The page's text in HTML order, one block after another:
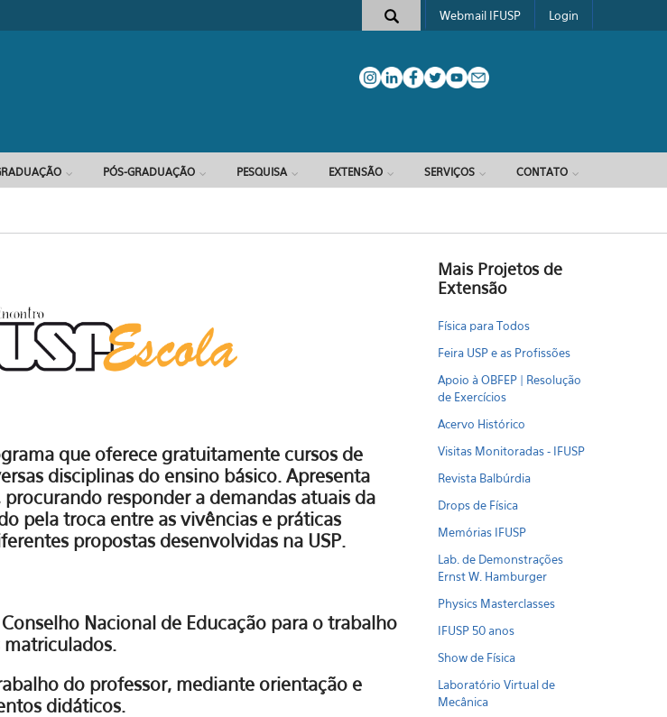
Formulário de busca
Webmail IFUSP Login
PÓS-GRADUAÇÃO PESQUISA EXTENSÃO SERVIÇOS CONTATO
que oferece gratuitamente cursos de
disciplinas do ensino básico. Apresenta
responder a demandas atuais da
pela troca entre as vivências e práticas
propostas desenvolvidas na USP.
Nacional de Educação para o trabalho
matriculados.
do professor, mediante orientação e
didáticos.
Mais Projetos de
Extensão
Física para Todos
Feira USP e as Profissões
Apoio à OBFEP | Resolução
de Exercícios
Acervo Histórico
Visitas Monitoradas - IFUSP
Revista Balbúrdia
Drops de Física
Memórias IFUSP
Lab. de Demonstrações
Ernst W. Hamburger
Physics Masterclasses
IFUSP 50 anos
Show de Física
Laboratório Virtual de
Mecânica